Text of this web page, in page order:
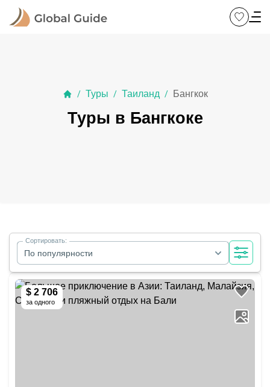
/ Туры / Таиланд / Бангкок
Туры в Бангкоке
По популярности
Сортировать:
$ 2 706
за одного